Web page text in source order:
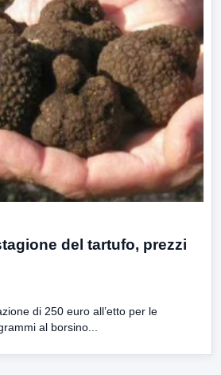
del tartufo, prezzi
di 250 euro all’etto per le
al borsino...